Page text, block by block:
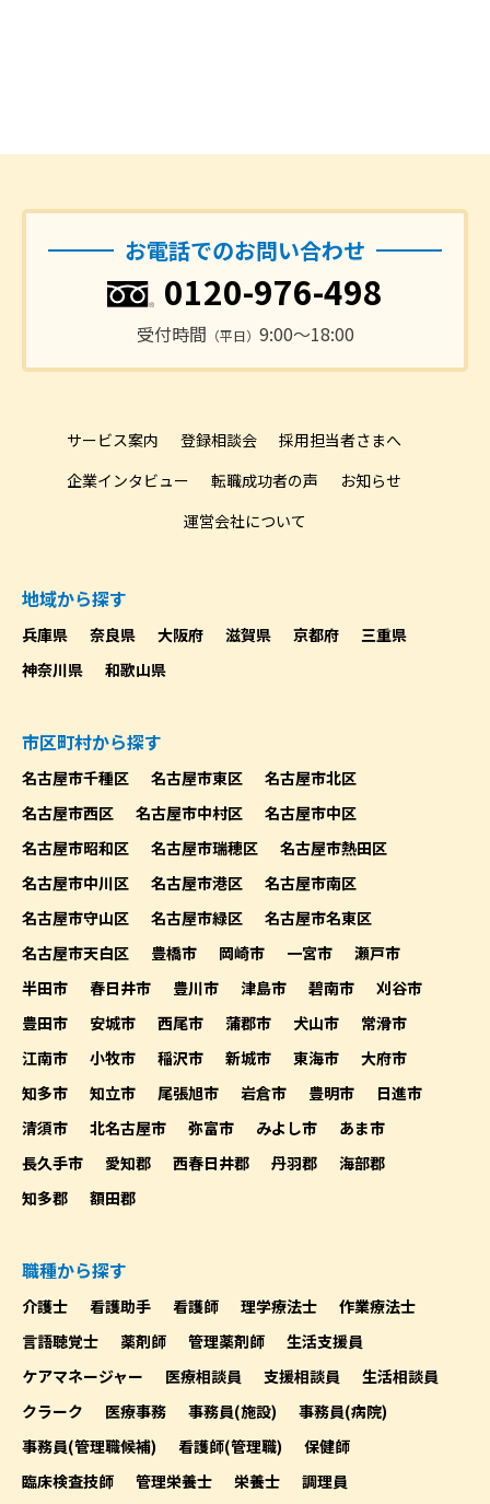
お電話でのお問い合わせ
0120-976-498
受付時間 （平日） 9:00〜18:00
サービス案内 登録相談会
採用担当者さまへ
企業インタビュー
転職成功者の声
お知らせ
運営会社について
地域から探す
兵庫県 奈良県 大阪府 滋賀県 京都府
三重県
神奈川県
和歌山県
市区町村から探す
名古屋市千種区 名古屋市東区
名古屋市北区
名古屋市西区
名古屋市中村区
名古屋市中区
名古屋市昭和区
名古屋市瑞穂区
名古屋市熱田区
名古屋市中川区
名古屋市港区
名古屋市南区
名古屋市守山区
名古屋市緑区
名古屋市名東区
名古屋市天白区
豊橋市 岡崎市 一宮市
瀬戸市
半田市
春日井市 豊川市 津島市 碧南市
刈谷市
豊田市
安城市 西尾市 蒲郡市 犬山市
常滑市
江南市
小牧市 稲沢市 新城市 東海市
大府市
知多市
知立市 尾張旭市 岩倉市 豊明市
日進市
清須市
北名古屋市 弥富市 みよし市
あま市
長久手市
愛知郡 西春日井郡 丹羽郡
海部郡
知多郡
額田郡
職種から探す
介護士 看護助手 看護師 理学療法士
作業療法士
言語聴覚士
薬剤師 管理薬剤師
生活支援員
ケアマネージャー
医療相談員 支援相談員
生活相談員
クラーク
医療事務 事務員(施設)
事務員(病院)
事務員(管理職候補)
看護師(管理職)
保健師
臨床検査技師
管理栄養士 栄養士 調理員